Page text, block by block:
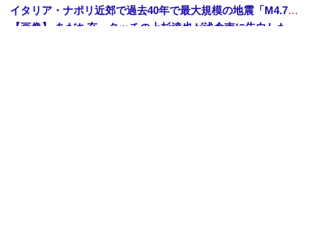
イタリア・ナポリ近郊で過去40年で最大規模の地震「M4.7」の揺れを観測